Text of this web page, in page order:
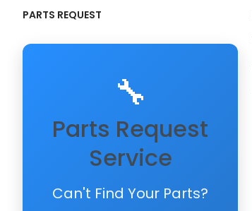
PARTS REQUEST
🔧
Parts Request
Service
Can't Find Your Parts?